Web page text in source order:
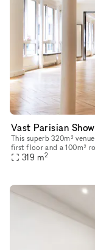
Vast Parisian
This superb 320m²
first floor and a 100m²
term rental to host your
319 m2